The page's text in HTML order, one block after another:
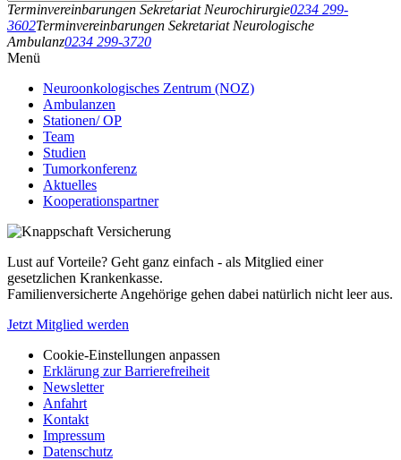
Terminvereinbarungen Sekretariat Neurochirurgie0234 299-
3602Terminvereinbarungen Sekretariat Neurologische
Ambulanz0234 299-3720
Menü
Neuroonkologisches Zentrum (NOZ)
Ambulanzen
Stationen/ OP
Team
Studien
Tumorkonferenz
Aktuelles
Kooperationspartner
Lust auf Vorteile? Geht ganz einfach - als Mitglied einer
gesetzlichen Krankenkasse.
Familienversicherte Angehörige gehen dabei natürlich nicht leer aus.
Jetzt Mitglied werden
Cookie-Einstellungen anpassen
Erklärung zur Barrierefreiheit
Newsletter
Anfahrt
Kontakt
Impressum
Datenschutz